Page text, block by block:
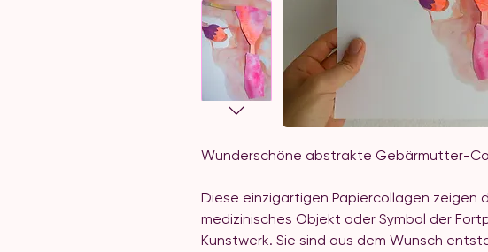
Wunderschöne abstrakte Gebärmutter-
Diese einzigartigen Papiercollagen zeigen
medizinisches Objekt oder Symbol der
Kunstwerk. Sie sind aus dem Wunsch